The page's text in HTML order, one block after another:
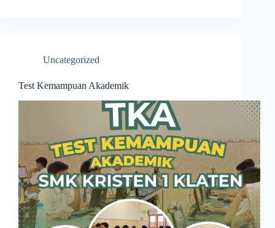
Uncategorized
Test Kemampuan Akademik